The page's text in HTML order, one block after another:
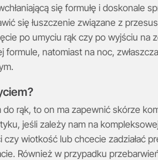
się formułę i doskonale
się łuszczenie związane z
po umyciu rąk czy po wyjściu na
natomiast na noc,
rąk, to on ma zapewnić skórze
jeśli zależy nam na
wiotkość lub chcecie zadziałać
Również w przypadku